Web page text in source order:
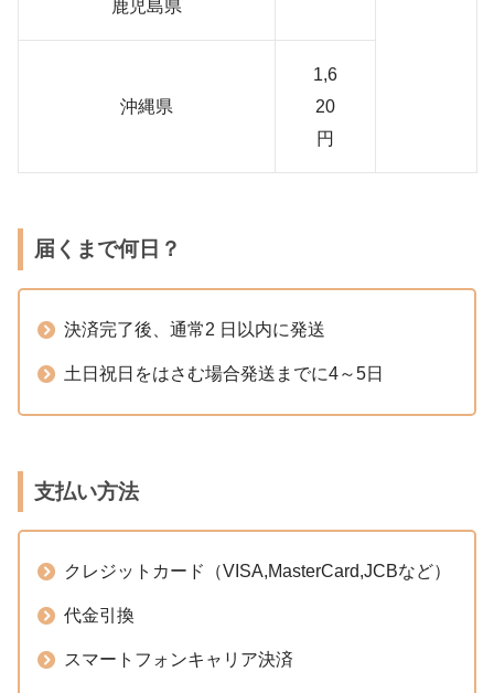
鹿児島県
沖縄県
1,6
20
円
届くまで何日？
決済完了後、通常2 日以内に発送
土日祝日をはさむ場合発送までに4～5日
支払い方法
クレジットカード（VISA,MasterCard,JCBなど）
代金引換
スマートフォンキャリア決済